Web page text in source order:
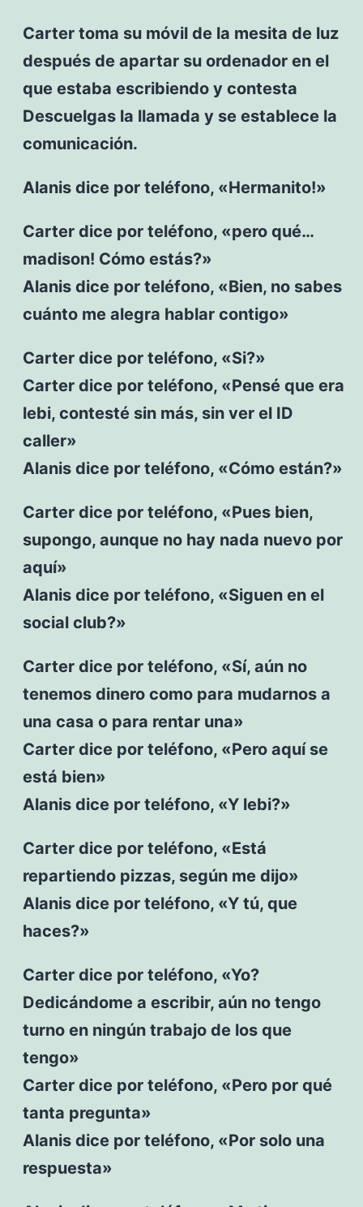
Carter toma su móvil de la mesita de luz
después de apartar su ordenador en el
que estaba escribiendo y contesta
Descuelgas la llamada y se establece la
comunicación.
Alanis dice por teléfono, «Hermanito!»
Carter dice por teléfono, «pero qué…
madison! Cómo estás?»
Alanis dice por teléfono, «Bien, no sabes
cuánto me alegra hablar contigo»
Carter dice por teléfono, «Si?»
Carter dice por teléfono, «Pensé que era
lebi, contesté sin más, sin ver el ID
caller»
Alanis dice por teléfono, «Cómo están?»
Carter dice por teléfono, «Pues bien,
supongo, aunque no hay nada nuevo por
aquí»
Alanis dice por teléfono, «Siguen en el
social club?»
Carter dice por teléfono, «Sí, aún no
tenemos dinero como para mudarnos a
una casa o para rentar una»
Carter dice por teléfono, «Pero aquí se
está bien»
Alanis dice por teléfono, «Y lebi?»
Carter dice por teléfono, «Está
repartiendo pizzas, según me dijo»
Alanis dice por teléfono, «Y tú, que
haces?»
Carter dice por teléfono, «Yo?
Dedicándome a escribir, aún no tengo
turno en ningún trabajo de los que
tengo»
Carter dice por teléfono, «Pero por qué
tanta pregunta»
Alanis dice por teléfono, «Por solo una
respuesta»